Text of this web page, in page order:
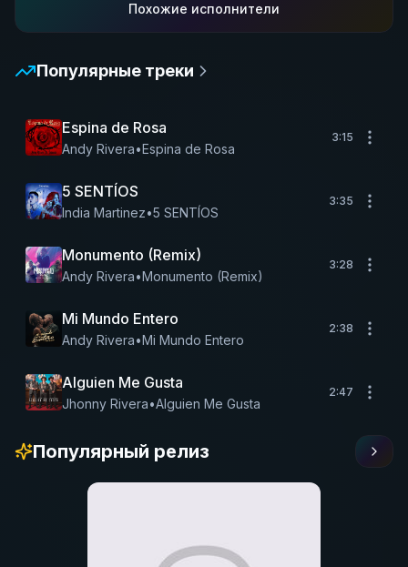
Похожие исполнители
Популярные треки
Espina de Rosa
Andy Rivera•Espina de Rosa
3:15
5 SENTÍOS
India Martinez•5 SENTÍOS
3:35
Monumento (Remix)
Andy Rivera•Monumento (Remix)
3:28
Mi Mundo Entero
Andy Rivera•Mi Mundo Entero
2:38
Alguien Me Gusta
Jhonny Rivera•Alguien Me Gusta
2:47
Популярный релиз